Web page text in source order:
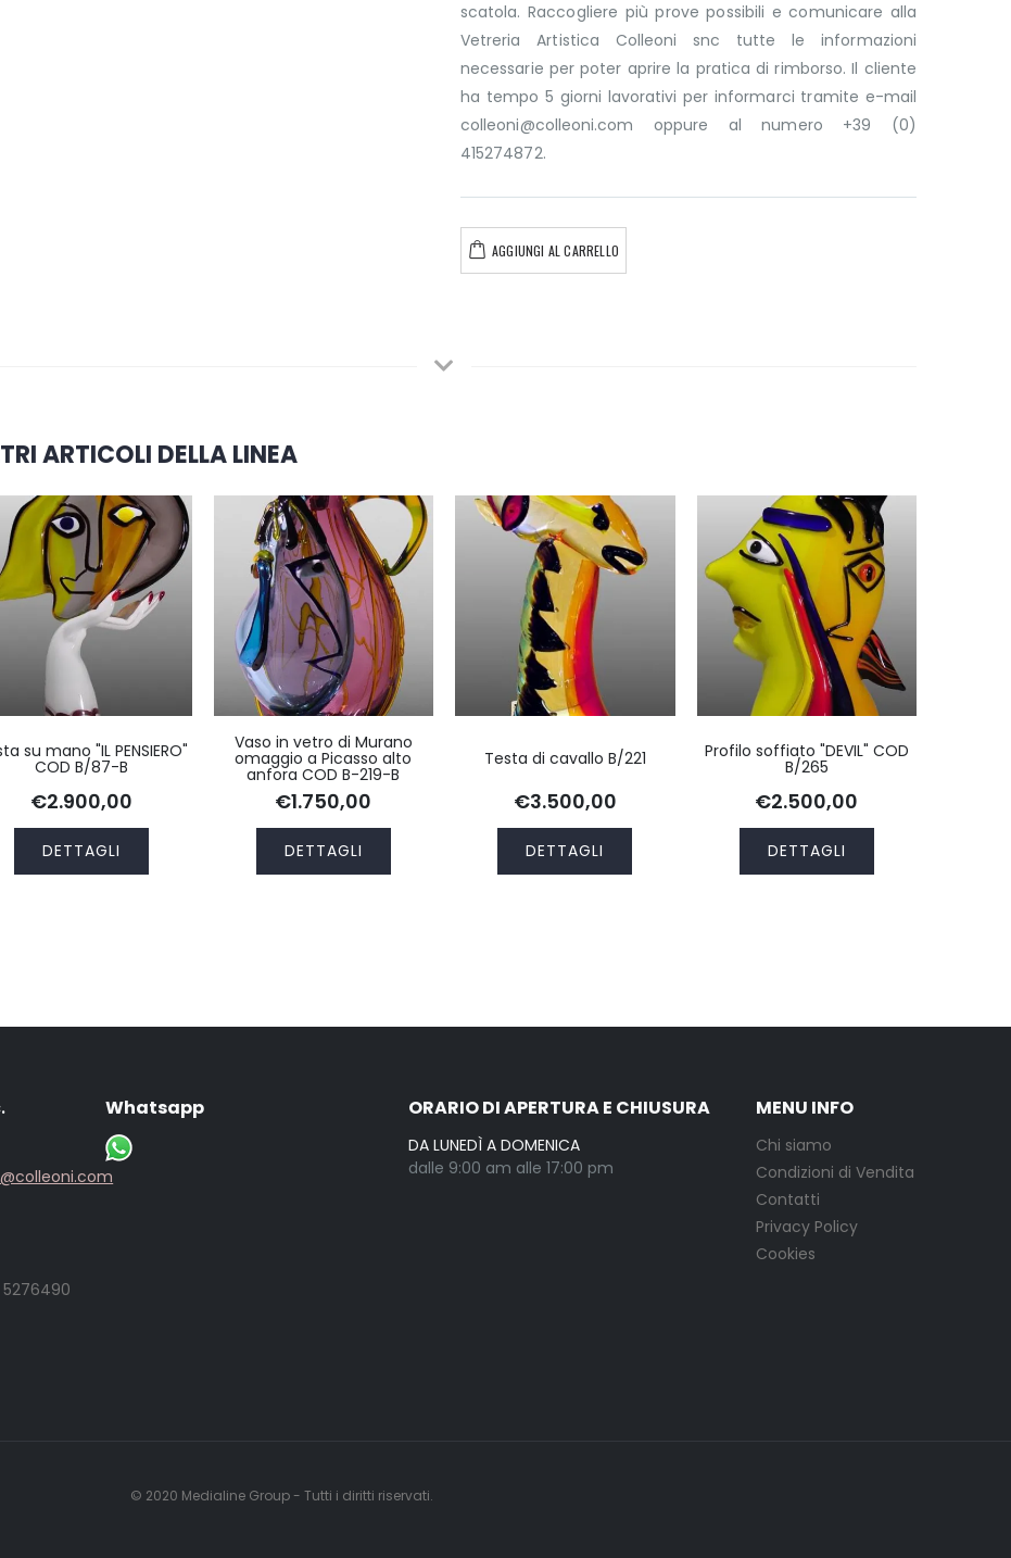
scatola. Raccogliere più prove possibili e comunicare alla
Vetreria Artistica Colleoni snc tutte le informazioni
necessarie per poter aprire la pratica di rimborso. Il cliente
ha tempo 5 giorni lavorativi per informarci tramite e-mail
colleoni@colleoni.com oppure al numero +39 (0)
415274872.
AGGIUNGI AL CARRELLO
ARTICOLI DELLA LINEA
su mano "IL PENSIERO"
COD B/87-B
€2.900,00
DETTAGLI
Vaso in vetro di Murano
omaggio a Picasso alto
anfora COD B-219-B
€1.750,00
DETTAGLI
Testa di cavallo B/221
€3.500,00
DETTAGLI
Profilo soffiato "DEVIL" COD
B/265
€2.500,00
DETTAGLI
5276490
Whatsapp ORARIO DI APERTURA E CHIUSURA
DA LUNEDÌ A DOMENICA
dalle 9:00 am alle 17:00 pm
MENU INFO
Chi siamo
Condizioni di Vendita
Contatti
Privacy Policy
Cookies
© 2020 Medialine Group- Tutti i diritti riservati.